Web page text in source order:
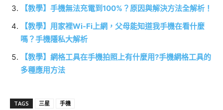
【教學】手機無法充電到100%？原因與解決方法全解析！
【教學】用家裡Wi-Fi上網，父母能知道我手機在看什麼
嗎？手機隱私大解析
【教學】網格工具在手機拍照上有什麼用?手機網格工具的
多種應用方法
TAGS 三星 手機